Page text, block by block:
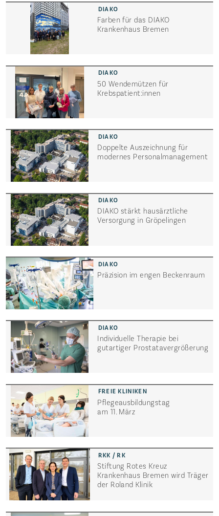
Farben für das DIAKO
Krankenhaus Bremen
50 Wendemützen für
Krebspatient:innen
Doppelte Auszeichnung für
modernes Personal­management
DIAKO stärkt hausärztliche
Versorgung in Gröpelingen
Präzision im engen Beckenraum
Individuelle Therapie bei
gutartiger Prostata­vergrößerung
Pflegeausbildungstag
am 11. März
Stiftung Rotes Kreuz
Krankenhaus Bremen wird Träger
der Roland Klinik
Startseite
Die Freien Kliniken
Veranstaltungen